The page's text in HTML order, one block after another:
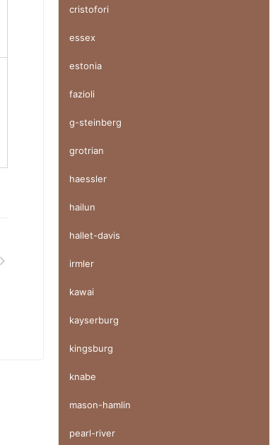
cristofori
essex
estonia
fazioli
g-steinberg
grotrian
haessler
hailun
hallet-davis
irmler
kawai
kayserburg
kingsburg
knabe
mason-hamlin
pearl-river